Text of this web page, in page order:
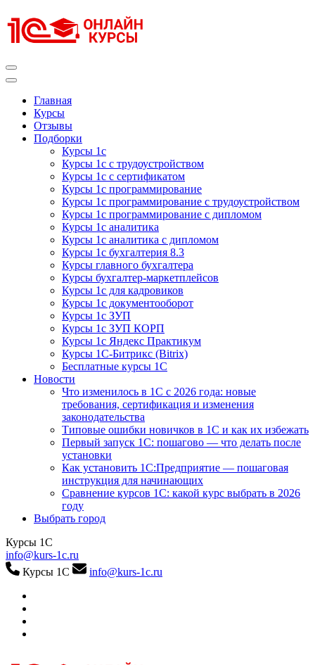
к
содержимому
Главная
Курсы
Отзывы
Подборки
Курсы 1с
Курсы 1с с трудоустройством
Курсы 1с с сертификатом
Курсы 1с программирование
Курсы 1с программирование с трудоустройством
Курсы 1с программирование с дипломом
Курсы 1с аналитика
Курсы 1с аналитика с дипломом
Курсы 1с бухгалтерия 8.3
Курсы главного бухгалтера
Курсы бухгалтер-маркетплейсов
Курсы 1с для кадровиков
Курсы 1с документооборот
Курсы 1с ЗУП
Курсы 1с ЗУП КОРП
Курсы 1с Яндекс Практикум
Курсы 1С-Битрикс (Bitrix)
Бесплатные курсы 1С
Новости
Что изменилось в 1С с 2026 года: новые
требования, сертификация и изменения
законодательства
Типовые ошибки новичков в 1С и как их избежать
Первый запуск 1С: пошагово — что делать после
установки
Как установить 1С:Предприятие — пошаговая
инструкция для начинающих
Сравнение курсов 1С: какой курс выбрать в 2026
году
Выбрать город
Курсы 1С
info@kurs-1c.ru
Курсы 1С
info@kurs-1c.ru